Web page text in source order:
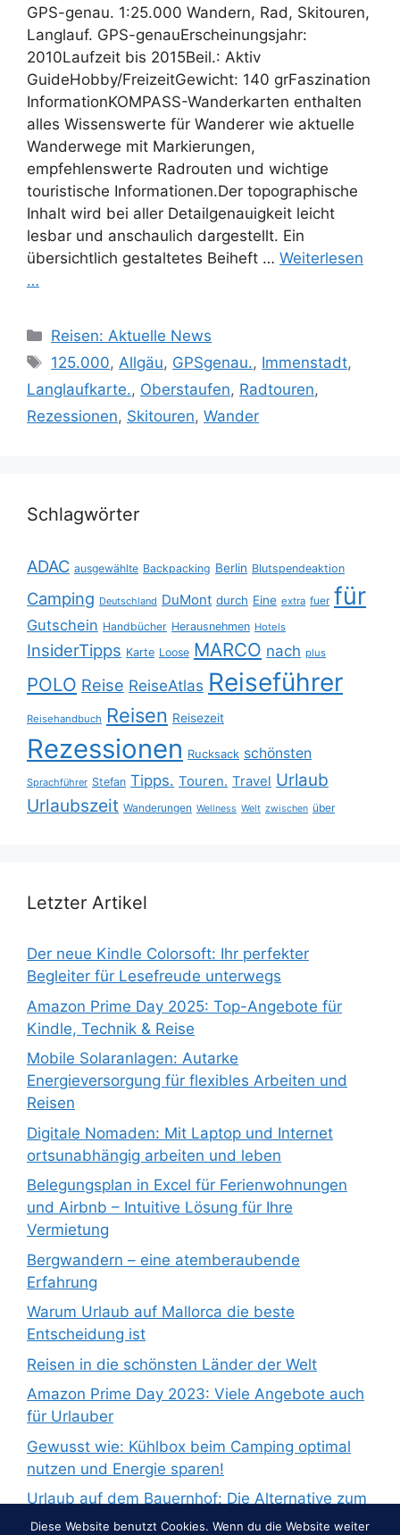
GPS-genau. 1:25.000 Wandern, Rad, Skitouren,
Langlauf. GPS-genauErscheinungsjahr:
2010Laufzeit bis 2015Beil.: Aktiv
GuideHobby/FreizeitGewicht: 140 grFaszination
InformationKOMPASS-Wanderkarten enthalten
alles Wissenswerte für Wanderer wie aktuelle
Wanderwege mit Markierungen,
empfehlenswerte Radrouten und wichtige
touristische Informationen.Der topographische
Inhalt wird bei aller Detailgenauigkeit leicht
lesbar und anschaulich dargestellt. Ein
übersichtlich gestaltetes Beiheft … Weiterlesen
…
Kategorien
Reisen: Aktuelle News
Schlagwörter
125.000,Allgäu, GPSgenau., Immenstadt,
Langlaufkarte., Oberstaufen, Radtouren,
Rezessionen, Skitouren, Wander
Schlagwörter
ADAC ausgewählte Backpacking Berlin Blutspendeaktion
Camping Deutschland DuMont durch Eine extra fuer für
Gutschein Handbücher Herausnehmen Hotels
InsiderTipps Karte Loose MARCO nach plus
POLO Reise ReiseAtlas Reiseführer
Reisehandbuch Reisen Reisezeit
Rezessionen Rucksack schönsten
Sprachführer Stefan Tipps. Touren. Travel Urlaub
Urlaubszeit Wanderungen Wellness Welt zwischen über
Letzter Artikel
Der neue Kindle Colorsoft: Ihr perfekter
Begleiter für Lesefreude unterwegs
Amazon Prime Day 2025: Top-Angebote für
Kindle, Technik & Reise
Mobile Solaranlagen: Autarke
Energieversorgung für flexibles Arbeiten und
Reisen
Digitale Nomaden: Mit Laptop und Internet
ortsunabhängig arbeiten und leben
Belegungsplan in Excel für Ferienwohnungen
und Airbnb – Intuitive Lösung für Ihre
Vermietung
Bergwandern – eine atemberaubende
Erfahrung
Warum Urlaub auf Mallorca die beste
Entscheidung ist
Reisen in die schönsten Länder der Welt
Amazon Prime Day 2023: Viele Angebote auch
für Urlauber
Gewusst wie: Kühlbox beim Camping optimal
nutzen und Energie sparen!
Urlaub auf dem Bauernhof: Die Alternative zum
Pauschalurlaub
Diese Website benutzt Cookies. Wenn du die Website weiter